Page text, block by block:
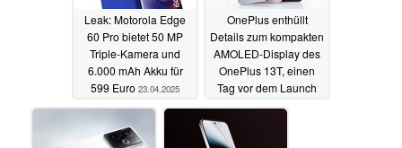
Leak: Motorola Edge
60 Pro bietet 50 MP
Triple-Kamera und
6.000 mAh Akku für
599 Euro 23.04.2025
OnePlus enthüllt
Details zum kompakten
AMOLED-Display des
OnePlus 13T, einen
Tag vor dem Launch
23.04.2025